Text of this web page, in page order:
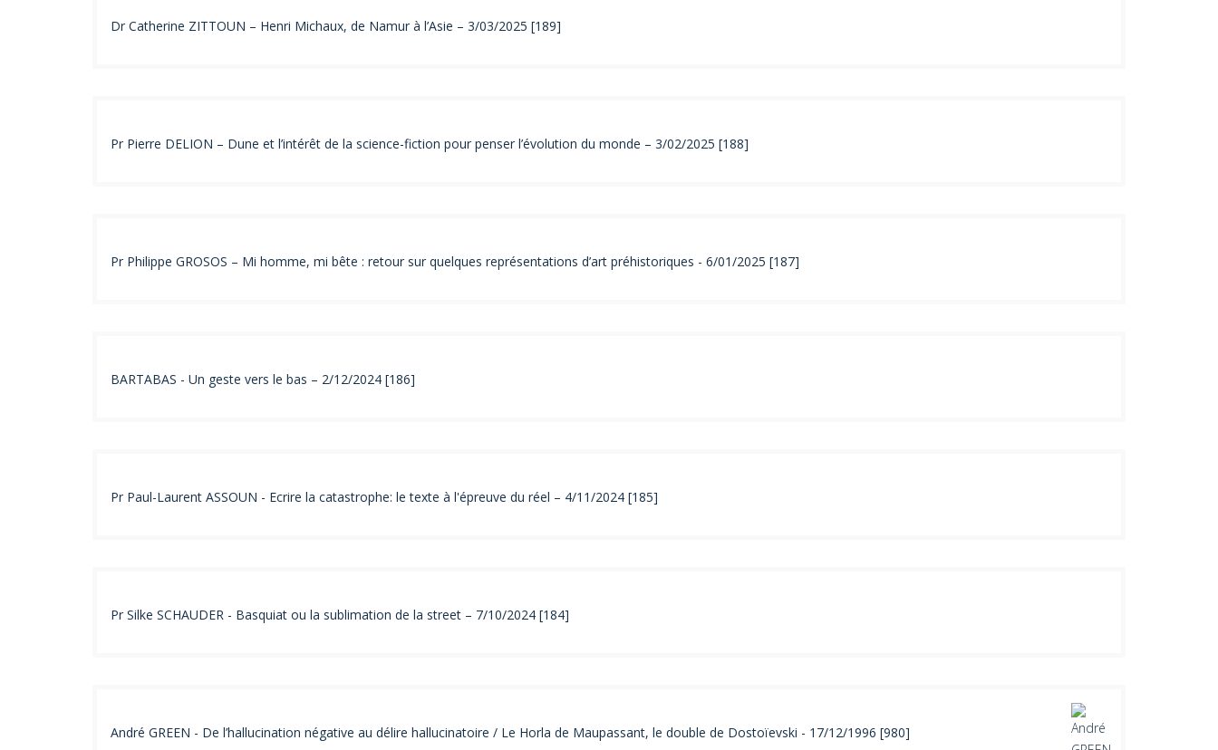
Dr Catherine ZITTOUN – Henri Michaux, de Namur à l’Asie – 3/03/2025 [189]
Pr Pierre DELION – Dune et l’intérêt de la science-fiction pour penser l’évolution du monde – 3/02/2025 [188]
Pr Philippe GROSOS – Mi homme, mi bête : retour sur quelques représentations d’art préhistoriques - 6/01/2025 [187]
BARTABAS - Un geste vers le bas – 2/12/2024 [186]
Pr Paul-Laurent ASSOUN - Ecrire la catastrophe: le texte à l'épreuve du réel – 4/11/2024 [185]
Pr Silke SCHAUDER - Basquiat ou la sublimation de la street – 7/10/2024 [184]
André GREEN - De l’hallucination négative au délire hallucinatoire / Le Horla de Maupassant, le double de Dostoïevski - 17/12/1996 [980]